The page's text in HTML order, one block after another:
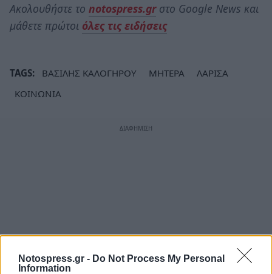
Notospress.gr - Do Not Process My Personal
Information
Ακολουθήστε το notospress.grστο Google News και
μάθετε πρώτοι όλες τις ειδήσεις
TAGS: ΒΑΣΙΛΗΣ ΚΑΛΟΓΗΡΟΥ ΜΗΤΕΡΑ
ΛΑΡΙΣΑ
ΚΟΙΝΩΝΙΑ